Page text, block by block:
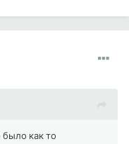
было как то